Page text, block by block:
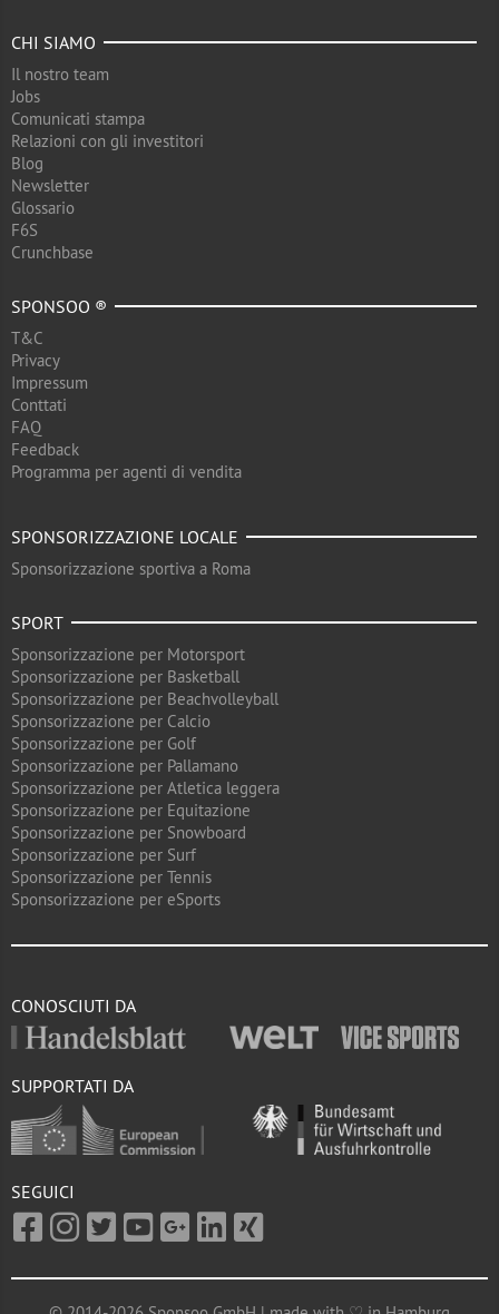
CHI SIAMO
Il nostro team
Jobs
Comunicati stampa
Relazioni con gli investitori
Blog
Newsletter
Glossario
F6S
Crunchbase
SPONSOO ®
T&C
Privacy
Impressum
Conttati
FAQ
Feedback
Programma per agenti di vendita
SPONSORIZZAZIONE LOCALE
Sponsorizzazione sportiva a Roma
SPORT
Sponsorizzazione per Motorsport
Sponsorizzazione per Basketball
Sponsorizzazione per Beachvolleyball
Sponsorizzazione per Calcio
Sponsorizzazione per Golf
Sponsorizzazione per Pallamano
Sponsorizzazione per Atletica leggera
Sponsorizzazione per Equitazione
Sponsorizzazione per Snowboard
Sponsorizzazione per Surf
Sponsorizzazione per Tennis
Sponsorizzazione per eSports
CONOSCIUTI DA
SUPPORTATI DA
SEGUICI